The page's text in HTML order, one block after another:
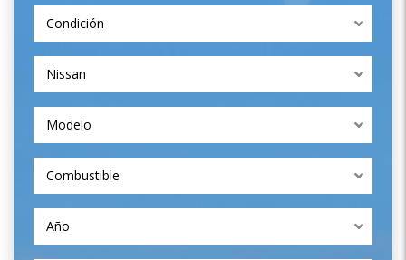
Condición
Nissan
Modelo
Combustible
Año